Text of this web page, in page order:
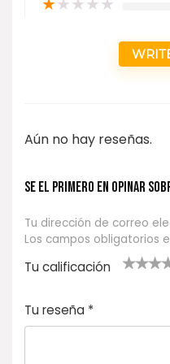
Aún no hay reseñas.
Se el primero en opinar sobre
Tu dirección de correo
Los campos obligatorios
Tu calificación
e
5
las
s
Tu reseña *